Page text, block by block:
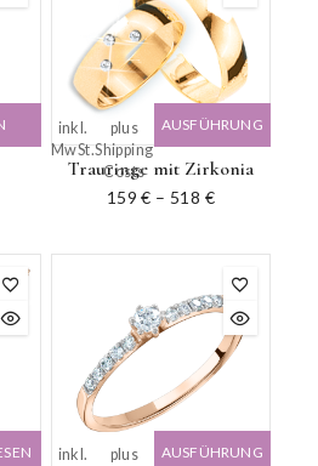
Trauringe mit Zirkonia
159€ – 518 €
inkl.
MwSt.
plus
Shipping
Costs
AUSFÜHRUNG
inkl.
plus
AUSFÜHRUNG